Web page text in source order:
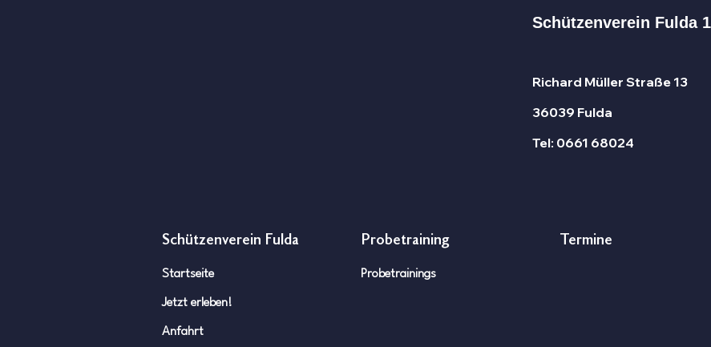
NEWSLETTER des SV Fulda
Schützenverein Fulda
Richard Müller Straße 13
36039 Fulda
Tel: 0661 68024
Schützenverein Fulda
Startseite
Jetzt erleben!
Anfahrt
Probetraining Termine
Probetrainings